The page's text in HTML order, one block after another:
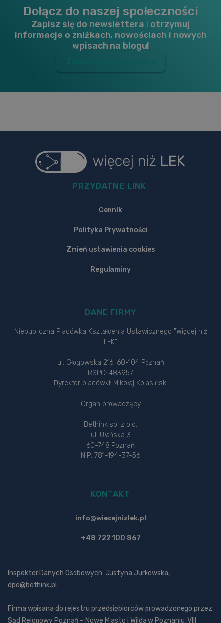
Dołącz do naszej społeczności
Zapisz się do newslettera i otrzymuj
informacje o zniżkach, nowościach i nowych
wpisach na blogu!
PRZYDATNE LINKI
Cennik
Polityka Prywatności
Zmień ustawienia cookies
Regulaminy
DANE FIRMY
Niepubliczna Placówka Kształcenia Ustawicznego "Więcej niż
LEK"
ul. Głogowska 216, 60-104 Poznań
RSPO: 483957
Dyrektor placówki: Mikołaj Kolasiński
Organ prowadzący
Bethink sp. z o.o.
ul. Ułańska 3
60-748 Poznań
NIP: 781-194-37-56
KONTAKT
info@wiecejnizlek.pl
+48 722 100 867
Inspektor Danych Osobowych: Justyna Jurkowska,
dpo@bethink.pl
Firma wpisana do rejestru przedsiębiorców prowadzonego przez
Sąd Rejonowy Poznań – Nowe Miasto i Wilda w Poznaniu, VIII